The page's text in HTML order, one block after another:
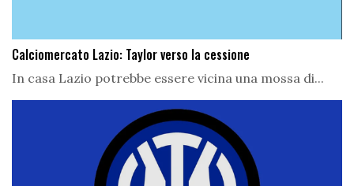
Calciomercato Lazio: Taylor verso la cessione
In casa Lazio potrebbe essere vicina una mossa di...